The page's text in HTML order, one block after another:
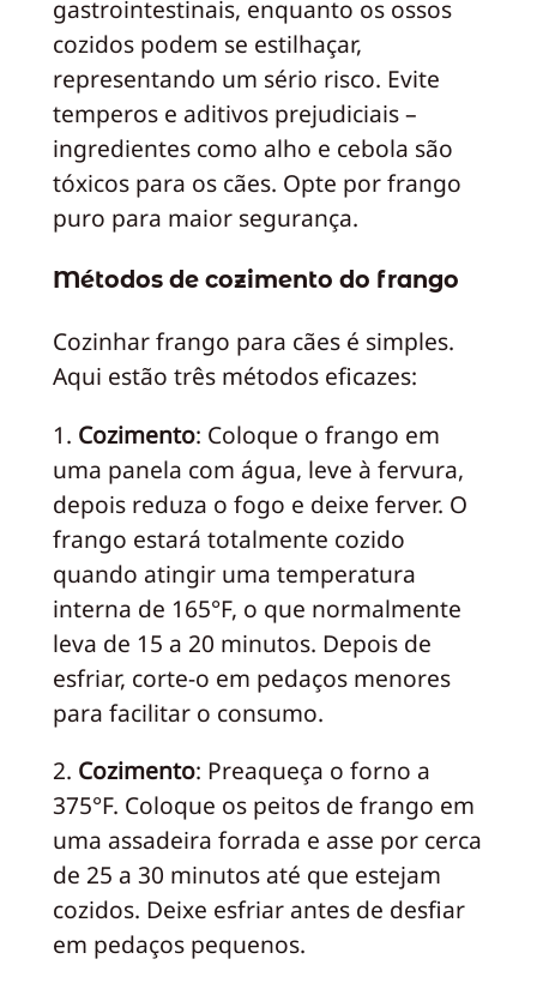
gastrointestinais, enquanto os ossos
cozidos podem se estilhaçar,
representando um sério risco. Evite
temperos e aditivos prejudiciais –
ingredientes como alho e cebola são
tóxicos para os cães. Opte por frango
puro para maior segurança.
Métodos de cozimento do frango
Cozinhar frango para cães é simples.
Aqui estão três métodos eficazes:
1. Cozimento: Coloque o frango em
uma panela com água, leve à fervura,
depois reduza o fogo e deixe ferver. O
frango estará totalmente cozido
quando atingir uma temperatura
interna de 165°F, o que normalmente
leva de 15 a 20 minutos. Depois de
esfriar, corte-o em pedaços menores
para facilitar o consumo.
2. Cozimento: Preaqueça o forno a
375°F. Coloque os peitos de frango em
uma assadeira forrada e asse por cerca
de 25 a 30 minutos até que estejam
cozidos. Deixe esfriar antes de desfiar
em pedaços pequenos.